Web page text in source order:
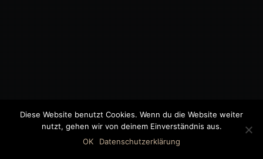
©2018 MWB – MOTORWAGEN BERNAU GMBH
Diese Website benutzt Cookies. Wenn du die Website weiter
nutzt, gehen wir von deinem Einverständnis aus.
OK
Datenschutzerklärung